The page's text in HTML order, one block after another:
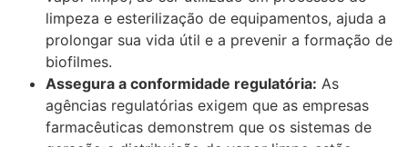
limpeza e esterilização de equipamentos, ajuda a
prolongar sua vida útil e a prevenir a formação de
biofilmes.
Assegura a conformidade regulatória: As
agências regulatórias exigem que as empresas
farmacêuticas demonstrem que os sistemas de